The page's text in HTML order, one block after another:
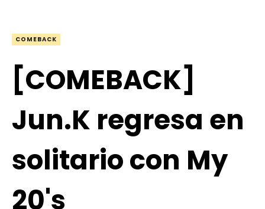
COMEBACK
[COMEBACK]
Jun.K regresa en
solitario con My
20's